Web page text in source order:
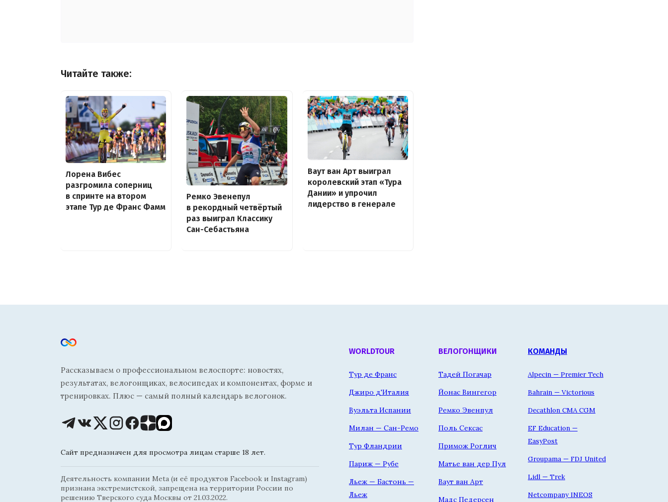
Читайте также:
Лорена Вибес
разгромила соперниц
в спринте на втором
этапе Тур де Франс Фамм
Ремко Эвенепул
в рекордный четвёртый
раз выиграл Классику
Сан-Себастьяна
Ваут ван Арт выиграл
королевский этап «Тура
Дании» и упрочил
лидерство в генерале
Рассказываем о профессиональном велоспорте: новостях,
результатах, велогонщиках, велосипедах и компонентах, форме и
тренировках. Плюс — самый полный календарь велогонок.
Сайт предназначен для просмотра лицам старше 18 лет.
Деятельность компании Meta (и её продуктов Facebook и Instagram)
признана экстремистской, запрещена на территории России по
решению Тверского суда Москвы от 21.03.2022.
WORLDTOUR
Тур де Франс
Джиро д'Италия
Вуэльта Испании
Милан — Сан-Ремо
Тур Фландрии
Париж — Рубе
Льеж — Бастонь —
Льеж
ВЕЛОГОНЩИКИ
Тадей Погачар
Йонас Вингегор
Ремко Эвенпул
Поль Сексас
Примож Роглич
Матье ван дер Пул
Ваут ван Арт
Мадс Педерсен
КОМАНДЫ
Alpecin — Premier Tech
Bahrain — Victorious
Decathlon CMA CGM
EF Education —
EasyPost
Groupama — FDJ United
Lidl — Trek
Netcompany INEOS